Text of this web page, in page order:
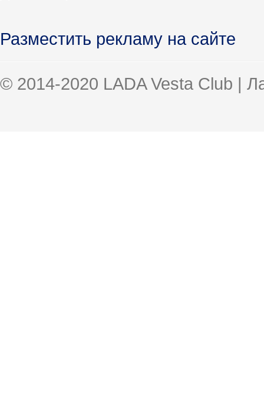
Разместить рекламу на сайте
© 2014-2020 LADA Vesta Club |